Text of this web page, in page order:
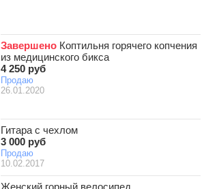
Завершено Коптильня горячего копчения
из медицинского бикса
4 250 руб
Продаю
26.01.2020
Гитара с чехлом
3 000 руб
Продаю
10.02.2017
Женский горный велосипед